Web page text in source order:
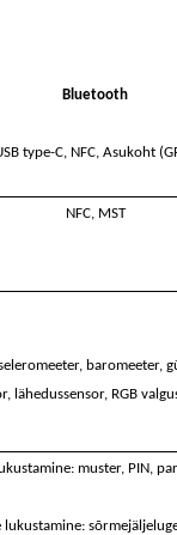
Bluetooth
type-C, NFC, Asukoht
NFC, MST
baromeeter,
lähedussensor, RGB
muster, PIN,
lukustamine: